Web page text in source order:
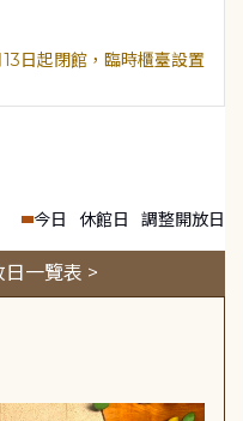
日起閉館，臨時櫃臺設置
今日 休館日 調整開放日
一覽表 >